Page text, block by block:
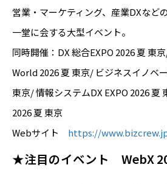
営業・マーケティング、産業DXなど
一堂に会する大型イベント。
同時開催：DX 総合EXPO 2026 夏 東
World 2026 夏 東京/ ビジネスイノベ
東京/ 情報システムDX EXPO 2026 夏
2026 夏 東京
Webサイト https://
★注目のイベント WebX